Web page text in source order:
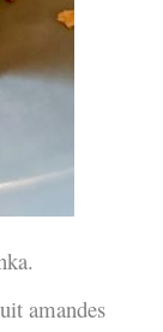
amandes